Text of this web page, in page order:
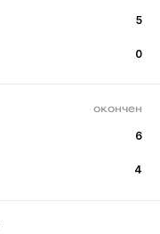
5
0
окончен
6
4